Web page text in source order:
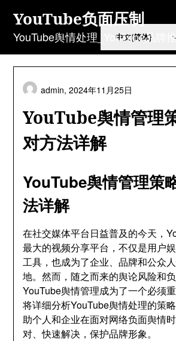
content
YouTube负面压制
YouTube舆情处理_YouTube品牌推
YouTube舆情管理
对方法详解
admin,2024年11月25日
YouTube舆情管理策
法详解
在社交媒体平台日益普及的今天，
最大的视频分享平台，不仅是用户
工具，也成为了企业、品牌和公众
地。然而，随之而来的舆论风险和
YouTube舆情管理成为了一个必须
将详细分析YouTube舆情处理的策
助个人和企业在面对网络负面舆情
对、快速解决，保护品牌形象。